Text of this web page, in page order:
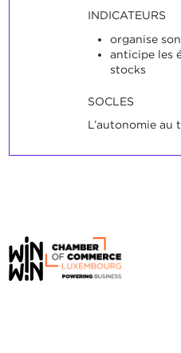
INDICATEURS
organise
anticipe les
stocks
SOCLES
L’autonomie au